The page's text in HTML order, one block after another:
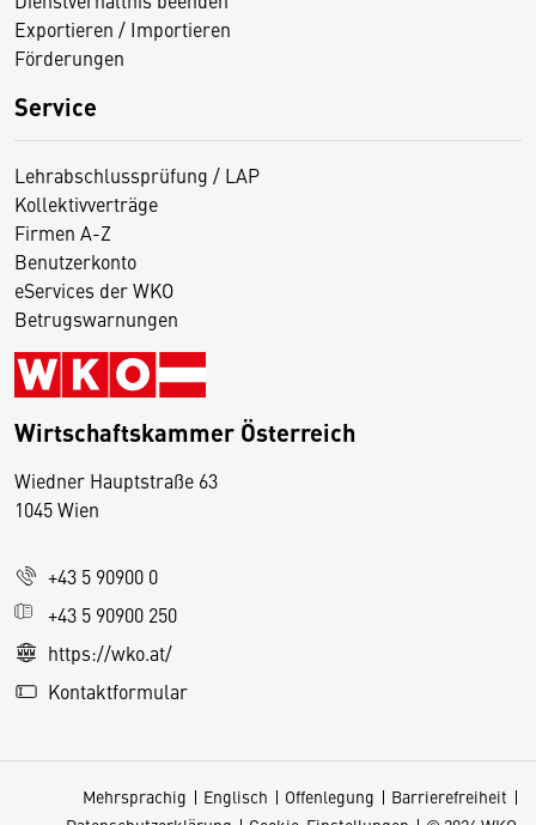
Exportieren / Importieren
Förderungen
Service
Lehrabschlussprüfung / LAP
Kollektivverträge
Firmen A-Z
Benutzerkonto
eServices der WKO
Betrugswarnungen
Wirtschaftskammer Österreich
Wiedner Hauptstraße 63
1045 Wien
+43 5 90900 0
+43 5 90900 250
https://wko.at/
Kontaktformular
Mehrsprachig Englisch Offenlegung
Barrierefreiheit
D
s
e
S
e